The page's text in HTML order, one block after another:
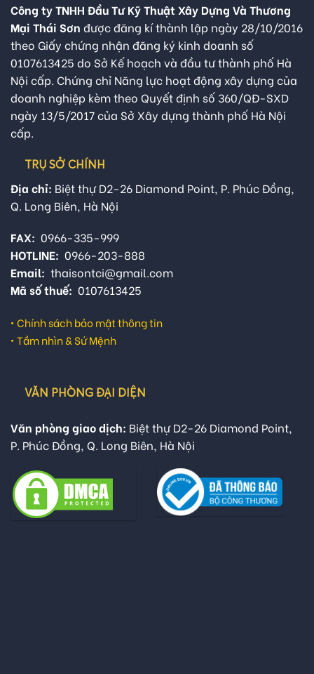
Công ty TNHH Đầu Tư Kỹ Thuật Xây Dựng Và Thương
Mại Thái Sơn được đăng kí thành lập ngày 28/10/2016
theo Giấy chứng nhận đăng ký kinh doanh số
0107613425 do Sở Kế hoạch và đầu tư thành phố Hà
Nội cấp. Chứng chỉ Năng lực hoạt động xây dựng của
doanh nghiệp kèm theo Quyết định số 360/QĐ-SXD
ngày 13/5/2017 của Sở Xây dựng thành phố Hà Nội
cấp.
TRỤ SỞ CHÍNH
Địa chỉ: Biệt thự D2-26 Diamond Point, P. Phúc Đồng,
Q. Long Biên, Hà Nội
FAX: 0966-335-999
HOTLINE: 0966-203-888
Email: thaisontci@gmail.com
Mã số thuế: 0107613425
• Chính sách bảo mật thông tin
• Tầm nhìn & Sứ Mệnh
VĂN PHÒNG ĐẠI DIỆN
Văn phòng giao dịch: Biệt thự D2-26 Diamond Point,
P. Phúc Đồng, Q. Long Biên, Hà Nội